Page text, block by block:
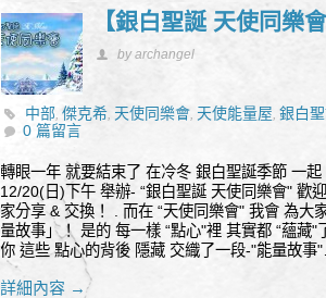
【銀白聖誕 天使同樂
by archangel
中部,傑克希, 天使同樂會, 天使能量屋,銀白
0 篇留言
轉眼一年 就要結束了 在冷冬 銀白聖誕季節 一
12/20(日)下午 舉辦- “銀白聖誕 天使同樂會" 歡
家分享 & 交換！ . 而在 “天使同樂會" 我會 為大
量故事」！ 是的 每一樣 “點心"裡 其實都 “蘊藏
你 這些 點心的背後 隱藏 交織了一段-"能量故
詳細內容 →